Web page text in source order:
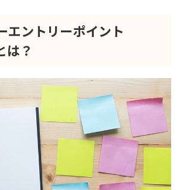
エントリーポイント
は？